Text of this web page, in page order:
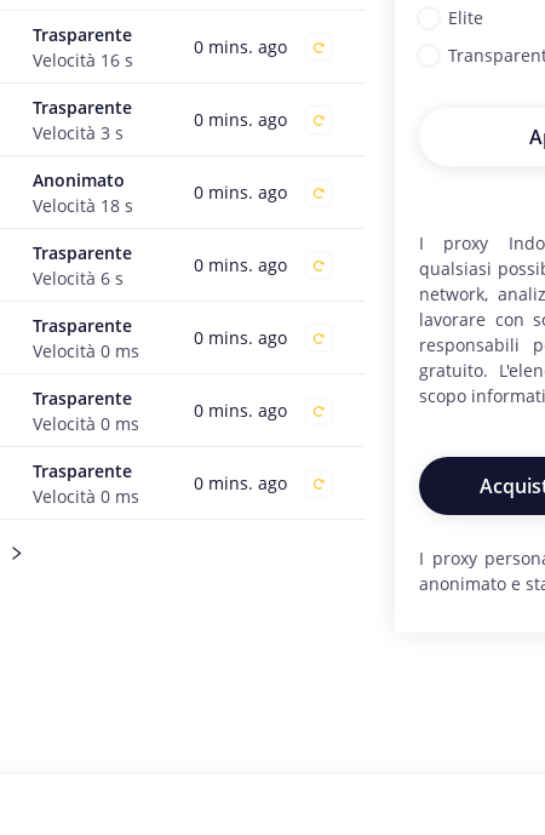
Trasparente
Velocità 16 s
0 mins. ago
Trasparente
Velocità 3 s
0 mins. ago
Anonimato
Velocità 18 s
0 mins. ago
Trasparente
Velocità 6 s
0 mins. ago
Trasparente
Velocità 0 ms
0 mins. ago
Trasparente
Velocità 0 ms
0 mins. ago
Trasparente
Velocità 0 ms
0 mins. ago
Elite
I proxy
qualsiasi
network,
lavorare con
responsabili
gratuito.
scopo
I proxy
anonimato e